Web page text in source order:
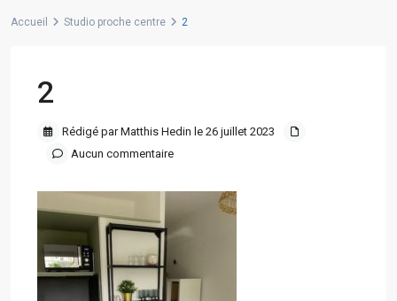
Accueil Studio proche centre 2
2
Rédigé par Matthis Hedin le 26 juillet 2023
Aucun commentaire